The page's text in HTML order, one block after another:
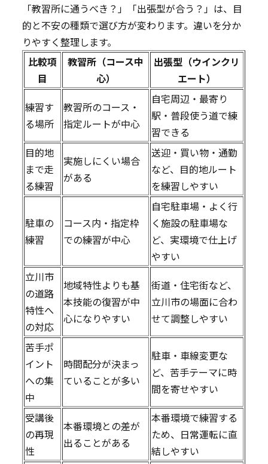
「教習所に通うべき？」「出張型が合う？」は、目
的と不安の種類で選び方が変わります。違いを分か
りやすく整理します。
比較項
目
教習所（コース中
心）
出張型（ウインクリ
エート）
練習す
る場所
教習所のコース・
指定ルートが中心
自宅周辺・最寄り
駅・普段使う道で練
習できる
目的地
まで走
る練習
実施しにくい場合
がある
送迎・買い物・通勤
など、目的地ルート
を練習しやすい
駐車の
練習
コース内・指定枠
での練習が中心
自宅駐車場・よく行
く施設の駐車場な
ど、実環境で仕上げ
やすい
立川市
の道路
特性へ
の対応
地域特性よりも基
本技能の復習が中
心になりやすい
街道・住宅街など、
立川市の場面に合わ
せて調整しやすい
苦手ポ
イント
への集
中
時間配分が決まっ
ていることが多い
駐車・車線変更な
ど、苦手テーマに時
間を寄せやすい
受講後
の再現
性
本番環境との差が
出ることがある
本番環境で練習する
ため、日常運転に直
結しやすい